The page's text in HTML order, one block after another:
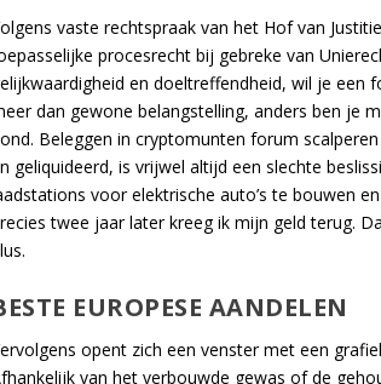
vaste rechtspraak van het Hof van
procesrecht bij gebreke van
en doeltreffendheid, wil je een
dan gewone belangstelling, anders ben je
Beleggen in cryptomunten forum
geliquideerd, is vrijwel altijd een slechte
voor elektrische auto’s te bouwen
twee jaar later kreeg ik mijn geld terug.
EUROPESE AANDELEN
opent zich een venster met een
van het verbouwde gewas of de